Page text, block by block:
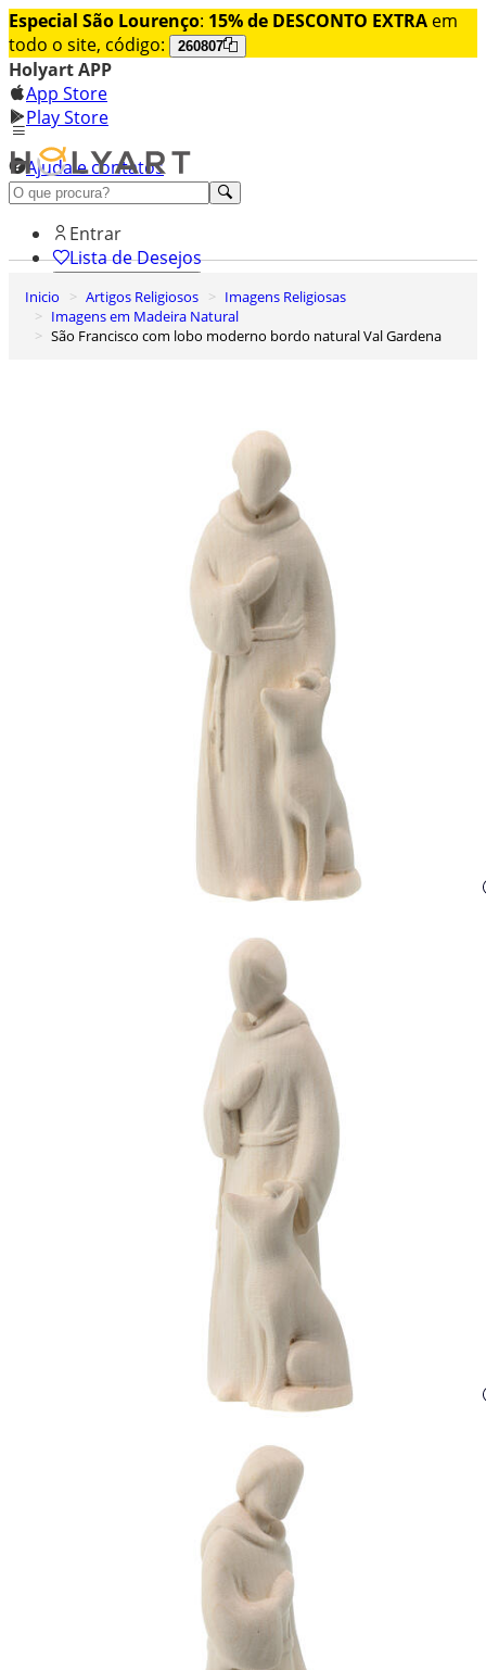
Especial São Lourenço: 15% de DESCONTO EXTRA em
todo o site, código:
260807
Holyart APP
App Store
Play Store
Ajuda e contatos
Conheça premium
Entrar
Lista de Desejos
0
Carrinho de Compras
Inicio Artigos Religiosos
Imagens Religiosas
Imagens em Madeira Natural
São Francisco com lobo moderno bordo natural Val Gardena